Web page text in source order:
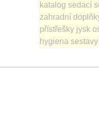
katalog sedací
zahradní
přístřešky jysk
hygiena sestavy